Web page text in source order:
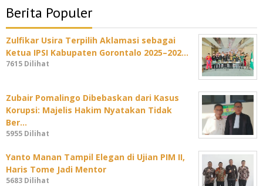
Berita Populer
Zulfikar Usira Terpilih Aklamasi sebagai
Ketua IPSI Kabupaten Gorontalo 2025–202…
7615 Dilihat
Zubair Pomalingo Dibebaskan dari Kasus
Korupsi: Majelis Hakim Nyatakan Tidak
Ber…
5955 Dilihat
Yanto Manan Tampil Elegan di Ujian PIM II,
Haris Tome Jadi Mentor
5683 Dilihat